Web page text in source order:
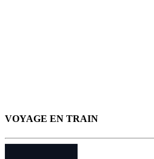
VOYAGE EN TRAIN